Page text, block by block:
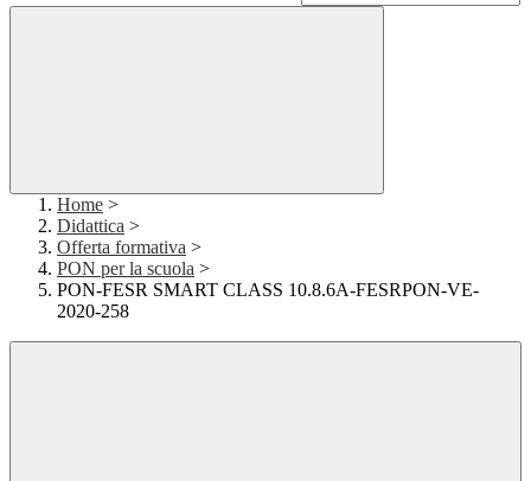
Home >
Didattica >
Offerta formativa >
PON per la scuola >
PON-FESR SMART CLASS 10.8.6A-FESRPON-VE-
2020-258